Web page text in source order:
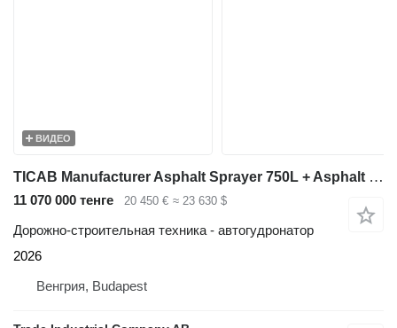
ВИДЕО
TICAB Manufacturer Asphalt Sprayer 750L + Asphalt Crack Filler 120L
11 070 000 тенге 20 450 € ≈ 23 630 $
Дорожно-строительная техника - автогудронатор
2026
Венгрия, Budapest